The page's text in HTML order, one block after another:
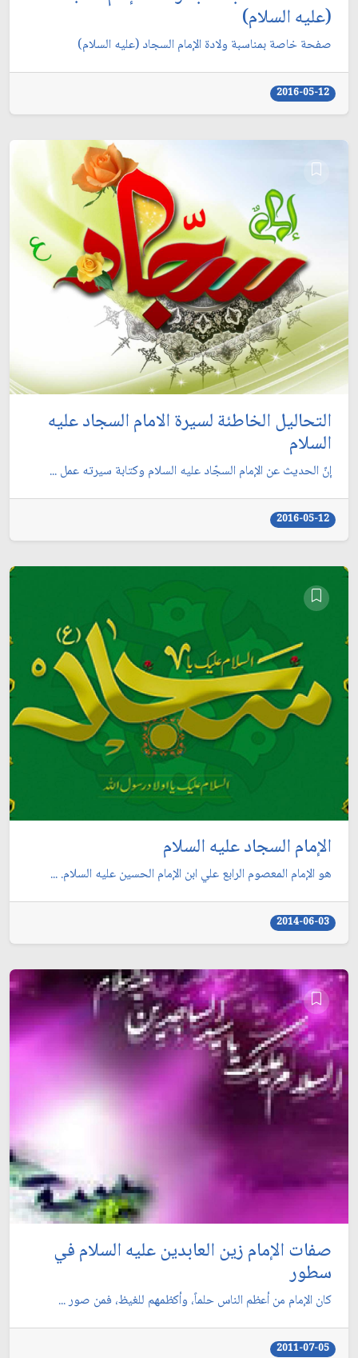
(عليه السلام)
صفحة خاصة بمناسبة ولادة الإمام السجاد (عليه السلام)
2016-05-12
التحاليل الخاطئة لسيرة الامام السجاد عليه
السلام
إنّ الحديث عن الإمام السجّاد عليه السلام وكتابة سيرته عمل ...
2016-05-12
الإمام السجاد عليه السلام
هو الإمام المعصوم الرابع علي ابن الإمام الحسين عليه السلام. ...
2014-06-03
صفات الإمام زين العابدين عليه السلام في
سطور
كان الإمام من أعظم الناس حلماً، وأكظمهم للغيظ، فمن صور ...
2011-07-05